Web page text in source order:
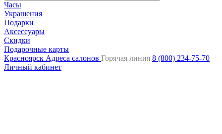
Часы
Украшения
Подарки
Аксессуары
Скидки
Подарочные карты
Красноярск Адреса салонов Горячая линия 8 (800) 234-75-70
Личный кабинет